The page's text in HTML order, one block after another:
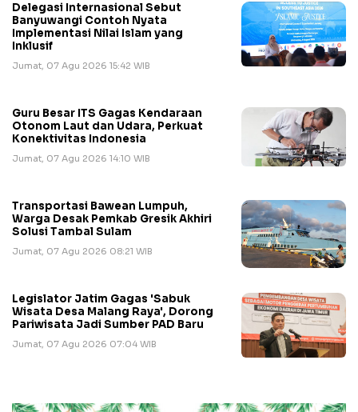
Delegasi Internasional Sebut
Banyuwangi Contoh Nyata
Implementasi Nilai Islam yang
Inklusif
Jumat, 07 Agu 2026 15:42 WIB
Guru Besar ITS Gagas Kendaraan
Otonom Laut dan Udara, Perkuat
Konektivitas Indonesia
Jumat, 07 Agu 2026 14:10 WIB
Transportasi Bawean Lumpuh,
Warga Desak Pemkab Gresik Akhiri
Solusi Tambal Sulam
Jumat, 07 Agu 2026 08:21 WIB
Legislator Jatim Gagas 'Sabuk
Wisata Desa Malang Raya', Dorong
Pariwisata Jadi Sumber PAD Baru
Jumat, 07 Agu 2026 07:04 WIB